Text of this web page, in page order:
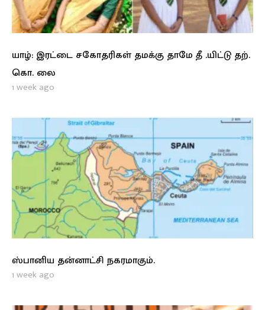
யாழ்: இரட்டை சகோதரிகள் தமக்கு தாமே தீ .யிட்டு தற்.
கொ. லை
1 week ago
ஸ்பானிய தன்னாட்சி நகரமாகும்.
1 week ago